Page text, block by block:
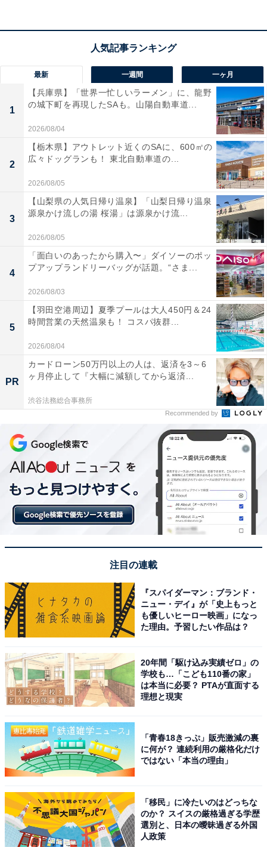
貯金総額：600万円
総務省統計局が発表した「家計調査報告 家計収支編
（2024年）」によると、35〜59歳男性の1カ月の平均消
費支出は18万7902円です。そのうち、住居費の平均は2
万6605円ですが、家賃などは地域や条件によって差が出
てくるので、住居費を除いた16万1297円が回答者の属性
に近い平均生活費ということになります。
実家を出るかどうかについては「実家を引き継ぐ必要が
あるため、出る予定はありません」と話しました。
「父親が持病を抱えている」
実家暮らしを選んでいる理由を尋ねると「父親が持病を
抱えている関係で、何かあったときに自分が対処しなけ
ればならない状況にあるため、実家暮らしをしなければ
ならないです」と回答。
りたいこともあって、実家暮らしを続けています」と話
してくれました。
「父親との関係悪化で……」
実家暮らしで苦労していることを尋ねると、「父親との
関係悪化で、苦労している部分があります」といいま
す。
具体的には「言っていることを何も聞かず、毎日のよう
にトラブルを起こしているためストレスが溜まって苦労
しています。仕事も集中して行えない状況が起きている
ため、実家以外のところで仕事をしたい気持ちが強まっ
ています」と、複雑な胸の内を話してくれました。
お金に関する悩みでは「毎月の生活費をどれくらい入れ
ればいいか悩みがあります。そろそろ母親も仕事を退職
最新 一週間 一ヶ月
1
【兵庫県】「世界一忙しいラーメン」に、龍野
の城下町を再現したSAも。山陽自動車道...
2026/08/04
2
【栃木県】アウトレット近くのSAに、600㎡の
広々ドッグランも！ 東北自動車道の...
2026/08/05
3
【山梨県の人気日帰り温泉】「山梨日帰り温泉
源泉かけ流しの湯 桜湯」は源泉かけ流...
2026/08/05
4
「面白いのあったから購入〜」ダイソーのポッ
プアップランドリーバッグが話題。“さま...
2026/08/03
5
【羽田空港周辺】夏季プールは大人450円＆24
時間営業の天然温泉も！ コスパ抜群...
2026/08/04
PR
カードローン50万円以上の人は、返済を3～6
ヶ月停止して『大幅に減額してから返済...
渋谷法務総合事務所
Recommended by
注目の連載
『スパイダーマン：ブランド・
ニュー・デイ』が「史上もっと
も優しいヒーロー映画」になっ
た理由。予習したい作品は？
20年間「駆け込み実績ゼロ」の
学校も…「こども110番の家」
は本当に必要？ PTAが直面する
理想と現実
「青春18きっぷ」販売激減の裏
に何が？ 連続利用の厳格化だけ
ではない「本当の理由」
「移民」に冷たいのはどっちな
のか？ スイスの厳格過ぎる学歴
選別と、日本の曖昧過ぎる外国
人政策